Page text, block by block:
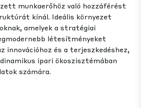
munkaerőhöz való hozzáférést
kínál. Ideális környezet
amelyek a stratégiai
létesítményeket
innovációhoz és a terjeszkedéshez,
ipari ökoszisztémában
számára.